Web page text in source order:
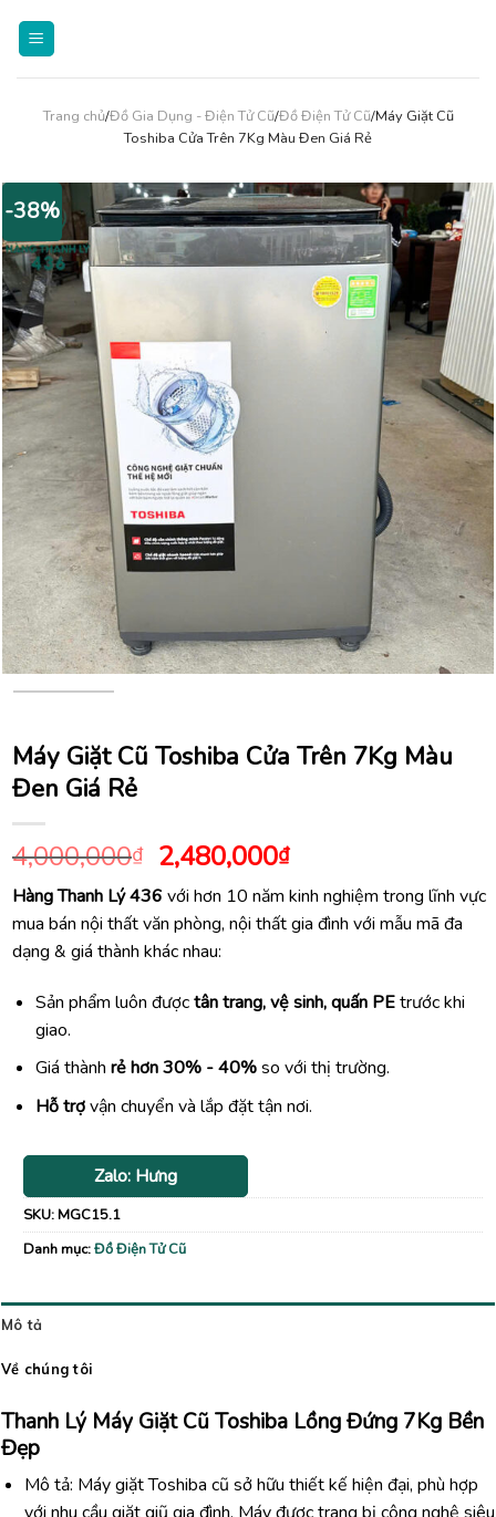
Trang chủ/Đồ Gia Dụng - Điện Tử Cũ/Đồ Điện Tử Cũ/Máy Giặt Cũ
Toshiba Cửa Trên 7Kg Màu Đen Giá Rẻ
-38%
Máy Giặt Cũ Toshiba Cửa Trên 7Kg Màu
Đen Giá Rẻ
4,000,000₫ Giá
gốc
là:
4,000,000₫.
2,480,000₫Giá
hiện
tại
là:
Hàng Thanh Lý 436 với hơn 10 năm kinh nghiệm trong lĩnh vực
mua bán nội thất văn phòng, nội thất gia đình với mẫu mã đa
dạng & giá thành khác nhau:
Sản phẩm luôn đượctân trang, vệ sinh, quấn PEtrước khi
giao.
Giá thành rẻ hơn 30% - 40%so với thị trường.
Hỗ trợvận chuyển và lắp đặt tận nơi.
Zalo: Hưng
SKU:MGC15.1
Danh mục:Đồ Điện Tử Cũ
Mô tả
Về chúng tôi
Thanh Lý Máy Giặt Cũ Toshiba Lồng Đứng 7Kg Bền
Đẹp
Mô tả: Máy giặt Toshiba cũ sở hữu thiết kế hiện đại, phù hợp